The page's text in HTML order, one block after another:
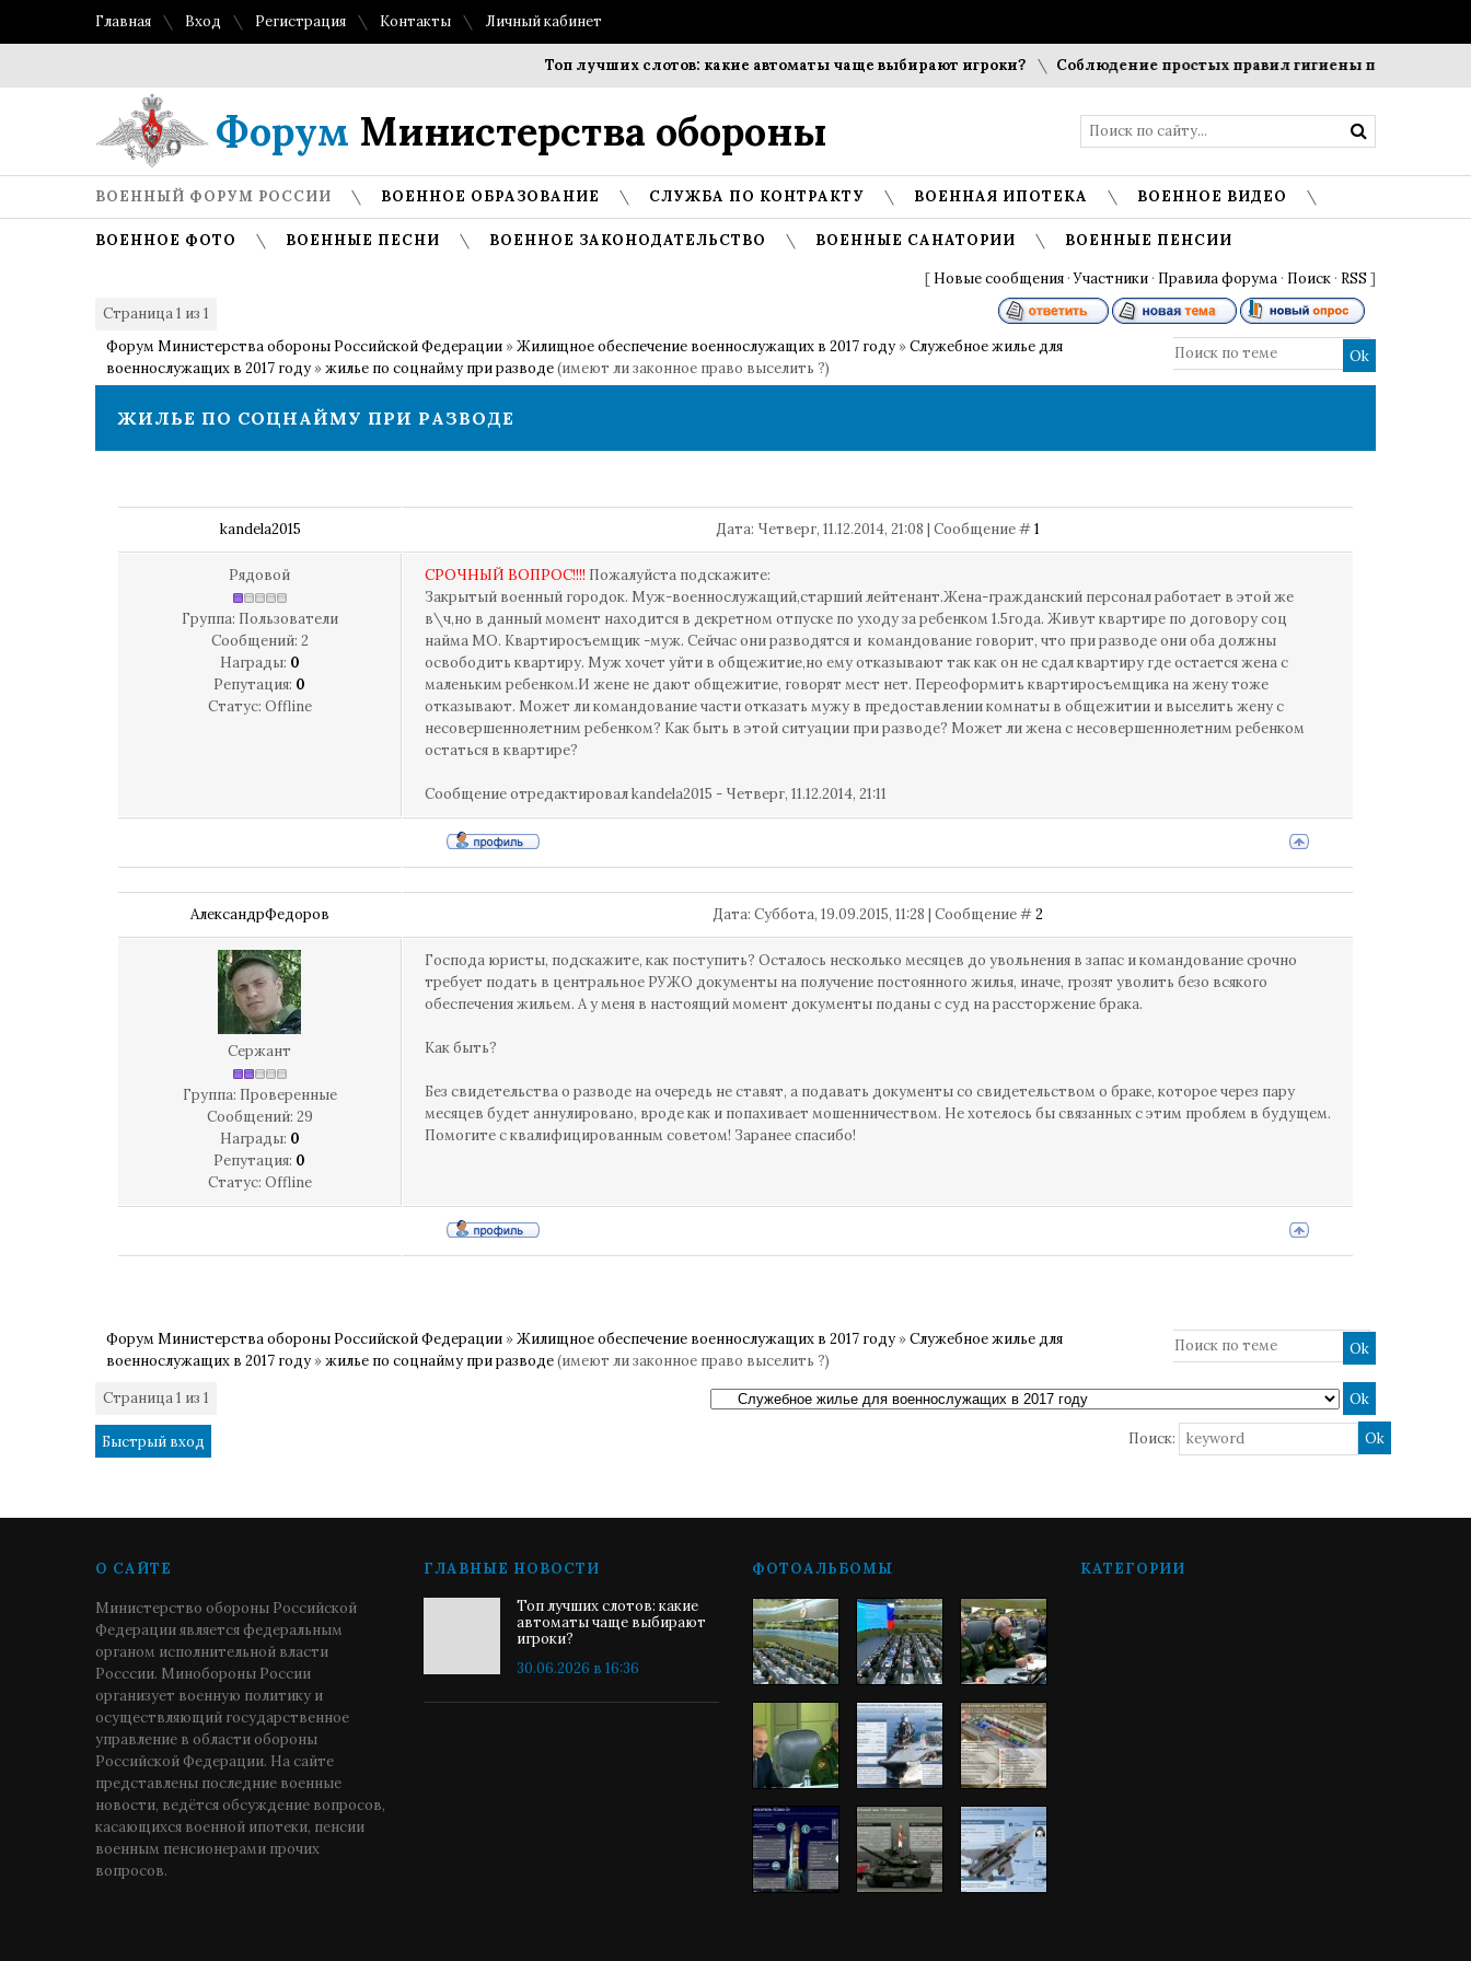
Главная Вход Регистрация Контакты Личный кабинет
Топ лучших слотов: какие автоматы чаще выбирают игроки? Соблюдение простых правил гигиены помогает
Форум Министерства обороны
ВОЕННЫЙ ФОРУМ РОССИИ ВОЕННОЕ ОБРАЗОВАНИЕ СЛУЖБА ПО КОНТРАКТУ ВОЕННАЯ ИПОТЕКА ВОЕННОЕ ВИДЕО
ВОЕННОЕ ФОТО ВОЕННЫЕ ПЕСНИ ВОЕННОЕ ЗАКОНОДАТЕЛЬСТВО ВОЕННЫЕ САНАТОРИИ ВОЕННЫЕ ПЕНСИИ
[ Новые сообщения ·Участники · Правила форума · Поиск · RSS ]
Страница1 из 1
Форум Министерства обороны Российской Федерации »Жилищное обеспечение военнослужащих в 2017 году »Служебное жилье для
военнослужащих в 2017 году »жилье по соцнайму при разводе(имеют ли законное право выселить ?)
ЖИЛЬЕ ПО СОЦНАЙМУ ПРИ РАЗВОДЕ
kandela2015 Дата: Четверг, 11.12.2014, 21:08 | Сообщение #1
Рядовой
Группа: Пользователи
Сообщений: 2
Награды: 0
Репутация: 0
Статус: Offline
СРОЧНЫЙ ВОПРОС!!!! Пожалуйста подскажите:
Закрытый военный городок. Муж-военнослужащий,старший лейтенант.Жена-гражданский персонал работает в этой же
в\ч,но в данный момент находится в декретном отпуске по уходу за ребенком 1.5года. Живут квартире по договору соц
найма МО. Квартиросъемщик -муж. Сейчас они разводятся и командование говорит, что при разводе они оба должны
освободить квартиру. Муж хочет уйти в общежитие,но ему отказывают так как он не сдал квартиру где остается жена с
маленьким ребенком.И жене не дают общежитие, говорят мест нет. Переоформить квартиросъемщика на жену тоже
отказывают. Может ли командование части отказать мужу в предоставлении комнаты в общежитии и выселить жену с
несовершеннолетним ребенком? Как быть в этой ситуации при разводе? Может ли жена с несовершеннолетним ребенком
остаться в квартире?
Сообщение отредактировалkandela2015 - Четверг, 11.12.2014, 21:11
АлександрФедоров Дата: Суббота, 19.09.2015, 11:28 | Сообщение #2
Сержант
Группа: Проверенные
Сообщений: 29
Награды: 0
Репутация: 0
Статус: Offline
Господа юристы, подскажите, как поступить? Осталось несколько месяцев до увольнения в запас и командование срочно
требует подать в центральное РУЖО документы на получение постоянного жилья, иначе, грозят уволить безо всякого
обеспечения жильем. А у меня в настоящий момент документы поданы с суд на рассторжение брака.
Как быть?
Без свидетельства о разводе на очередь не ставят, а подавать документы со свидетельством о браке, которое через пару
месяцев будет аннулировано, вроде как и попахивает мошенничеством. Не хотелось бы связанных с этим проблем в будущем.
Помогите с квалифицированным советом! Заранее спасибо!
Форум Министерства обороны Российской Федерации »Жилищное обеспечение военнослужащих в 2017 году »Служебное жилье для
военнослужащих в 2017 году »жилье по соцнайму при разводе(имеют ли законное право выселить ?)
Страница1 из 1
Поиск:
О САЙТЕ
Министерство обороны Российской
Федерации является федеральным
органом исполнительной власти
Росссии. Минобороны России
организует военную политику и
осуществляющий государственное
управление в области обороны
Российской Федерации. На сайте
представлены последние военные
новости, ведётся обсуждение вопросов,
касающихся военной ипотеки, пенсии
военным пенсионерами прочих
вопросов.
ГЛАВНЫЕ НОВОСТИ
Топ лучших слотов: какие
автоматы чаще выбирают
игроки?
30.06.2026 в 16:36
ФОТОАЛЬБОМЫ КАТЕГОРИИ